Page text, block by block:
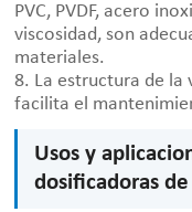
PVC, PVDF, acero
viscosidad, son
materiales.
8. La estructura de
facilita el
Usos y
dosificadoras